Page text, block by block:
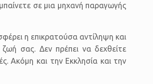
σε μια μηχανή παραγωγής
η επικρατούσα αντίληψη και
σας. Δεν πρέπει να δεχθείτε
Ακόμη και την Εκκλησία και την